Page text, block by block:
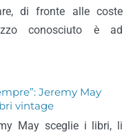
di fronte alle coste
conosciuto è ad
Jeremy May
vintage
May sceglie i libri, li